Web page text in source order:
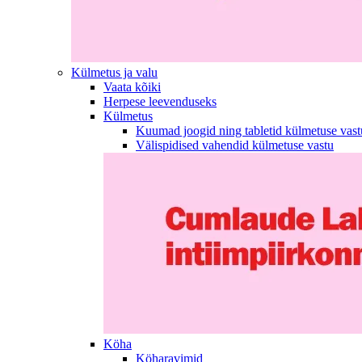
Külmetus ja valu
Vaata kõiki
Herpese leevenduseks
Külmetus
Kuumad joogid ning tabletid külmetuse
Välispidised vahendid külmetuse vastu
Köha
Köharavimid